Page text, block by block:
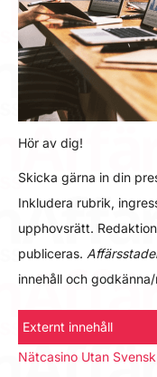
Hör av dig!
Skicka gärna in din
Inkludera rubrik,
upphovsrätt.
publiceras.
innehåll och
Externt innehåll
Nätcasino Utan